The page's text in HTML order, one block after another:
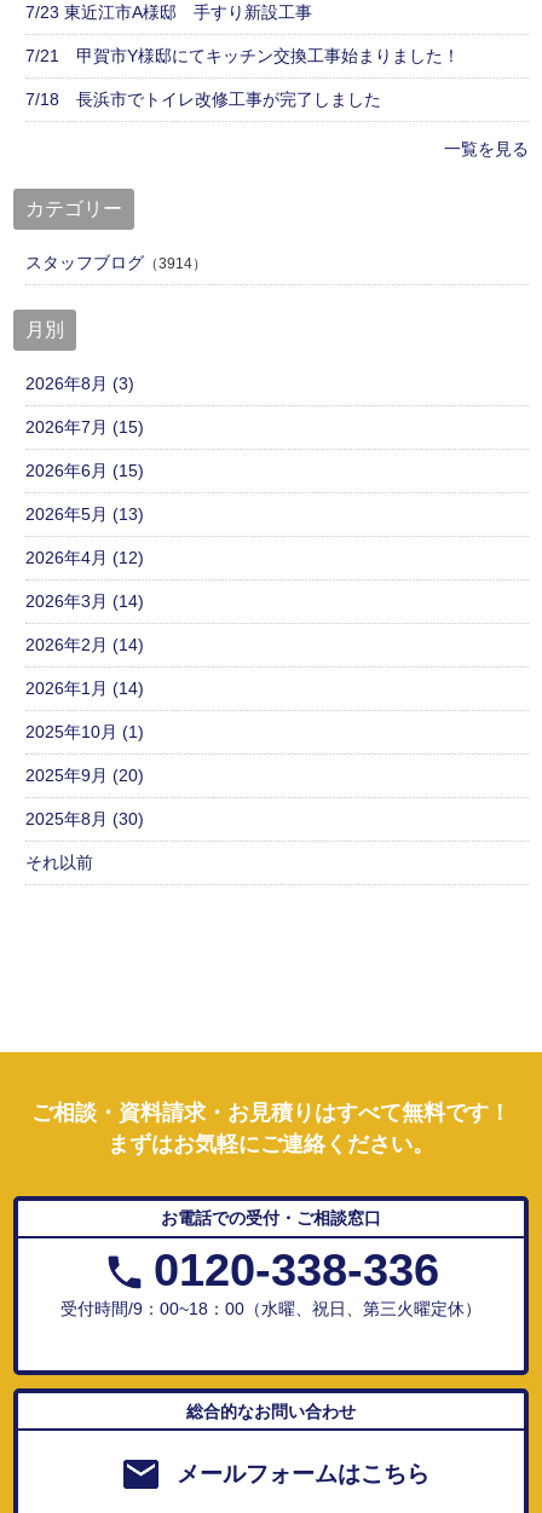
7/23 東近江市A様邸 手すり新設工事
7/21 甲賀市Y様邸にてキッチン交換工事始まりました！
7/18 長浜市でトイレ改修工事が完了しました
一覧を見る
カテゴリー
スタッフブログ （3914）
月別
2026年8月 (3)
2026年7月 (15)
2026年6月 (15)
2026年5月 (13)
2026年4月 (12)
2026年3月 (14)
2026年2月 (14)
2026年1月 (14)
2025年10月 (1)
2025年9月 (20)
2025年8月 (30)
それ以前
ご相談・資料請求・お見積りはすべて無料です！
まずはお気軽にご連絡ください。
お電話での受付・ご相談窓口
0120-338-336
受付時間/9：00~18：00（水曜、祝日、第三火曜定休）
総合的なお問い合わせ
メールフォームはこちら